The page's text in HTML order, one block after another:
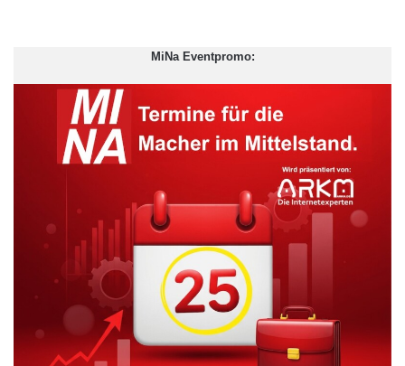
Euroraum Institut für Wirtschaftsforschung
Kieler Ökonomen Krise Prognose
MiNa Eventpromo: